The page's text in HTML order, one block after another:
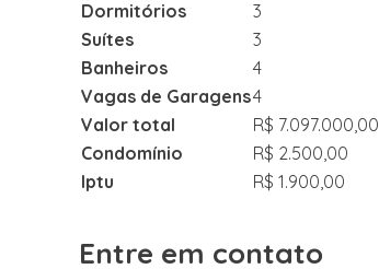
Dormitórios
3
Suítes
3
Banheiros
4
Vagas de Garagens4
Valor total
R$ 7.097.000,00
Condomínio
R$ 2.500,00
Iptu
R$ 1.900,00
Entre em contato